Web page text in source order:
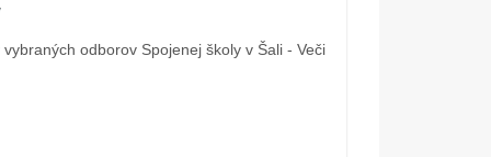
Mikulášske popoludnie 2025 Dar od spoločnosti
odborov Spojenej školy v Šali - Veči